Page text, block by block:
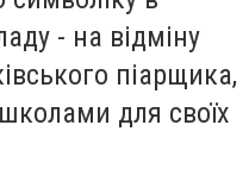
- на відміну
піарщика,
для своїх